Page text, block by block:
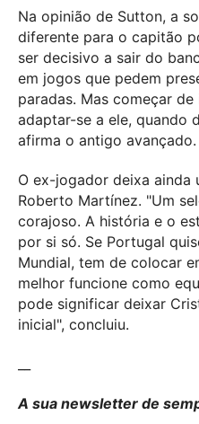
Na opinião de Sutton, a
diferente para o capitão
ser decisivo a sair do
em jogos que pedem
paradas. Mas começar
adaptar-se a ele, quando
afirma o antigo avançado.
O ex-jogador deixa ainda
Roberto Martínez. "Um
corajoso. A história e o
por si só. Se Portugal
Mundial, tem de colocar
melhor funcione como
pode significar deixar
inicial", concluiu.
A sua newsletter de